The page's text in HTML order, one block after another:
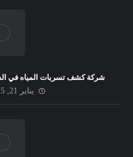
شركة كشف تسربات المياه في
يناير 21, 2025